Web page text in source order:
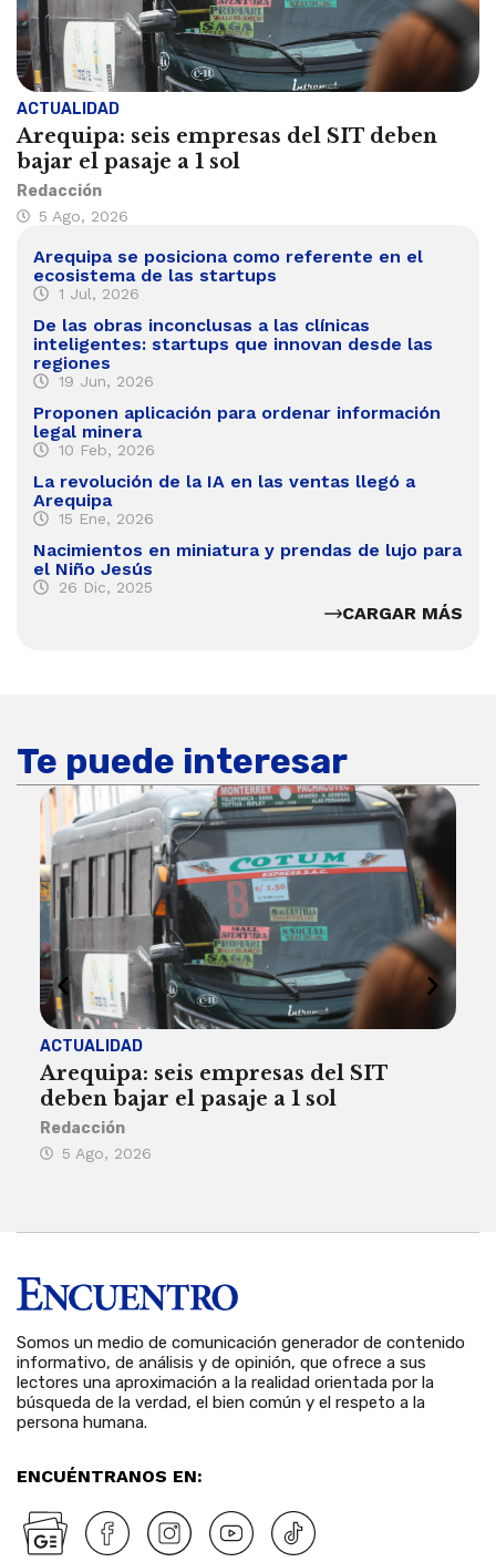
ACTUALIDAD
Arequipa: seis empresas del SIT deben
bajar el pasaje a 1 sol
Redacción
5 Ago, 2026
Arequipa se posiciona como referente en el
ecosistema de las startups
1 Jul, 2026
De las obras inconclusas a las clínicas
inteligentes: startups que innovan desde las
regiones
19 Jun, 2026
Proponen aplicación para ordenar información
legal minera
10 Feb, 2026
La revolución de la IA en las ventas llegó a
Arequipa
15 Ene, 2026
Nacimientos en miniatura y prendas de lujo para
el Niño Jesús
26 Dic, 2025
CARGAR MÁS
Te puede interesar
ACTUALIDAD
Arequipa: seis empresas del SIT
deben bajar el pasaje a 1 sol
Redacción
5 Ago, 2026
Somos un medio de comunicación generador de contenido
informativo, de análisis y de opinión, que ofrece a sus
lectores una aproximación a la realidad orientada por la
búsqueda de la verdad, el bien común y el respeto a la
persona humana.
ENCUÉNTRANOS EN: